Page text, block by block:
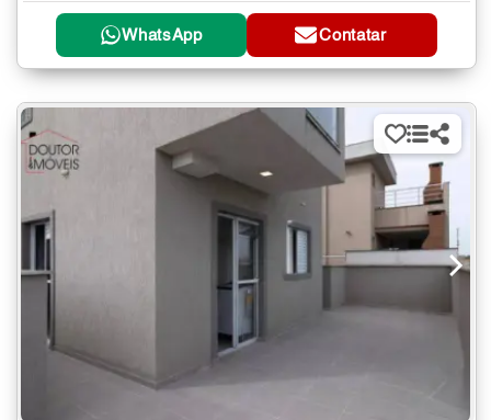
WhatsApp Contatar